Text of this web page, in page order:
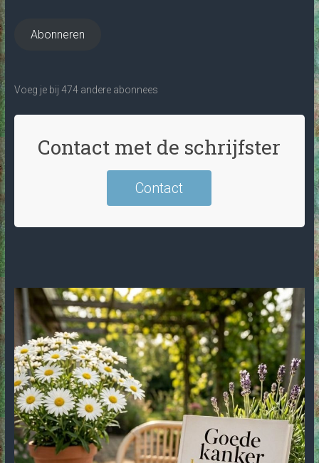
Abonneren
Voeg je bij 474 andere abonnees
Contact met de schrijfster
Contact